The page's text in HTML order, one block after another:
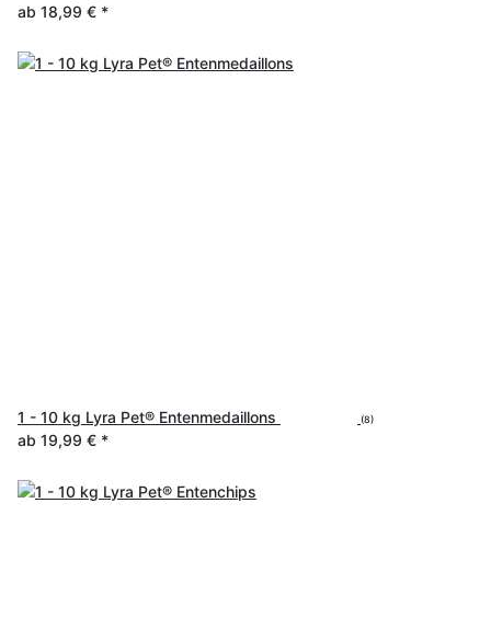
ab 18,99 € *
1 - 10 kg Lyra Pet® Entenmedaillons (8)
ab 19,99 € *